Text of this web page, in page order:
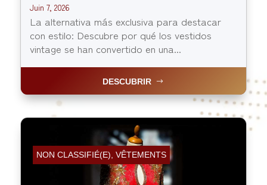
Juin 7, 2026
La alternativa más exclusiva para destacar
con estilo: Descubre por qué los vestidos
vintage se han convertido en una...
DESCUBRIR
NON CLASSIFIÉ(E) VÊTEMENTS